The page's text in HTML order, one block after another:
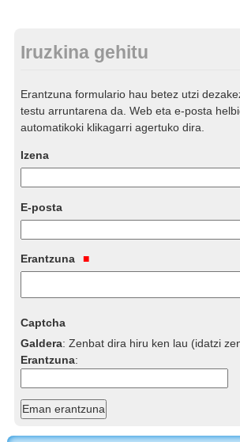
Iruzkina gehitu
Erantzuna formulario hau betez utzi
testu arruntarena da. Web eta e-posta
automatikoki klikagarri agertuko dira.
Izena
E-posta
Erantzuna
Captcha
Galdera:Zenbat dira hiru ken lau (idatzi
Erantzuna: